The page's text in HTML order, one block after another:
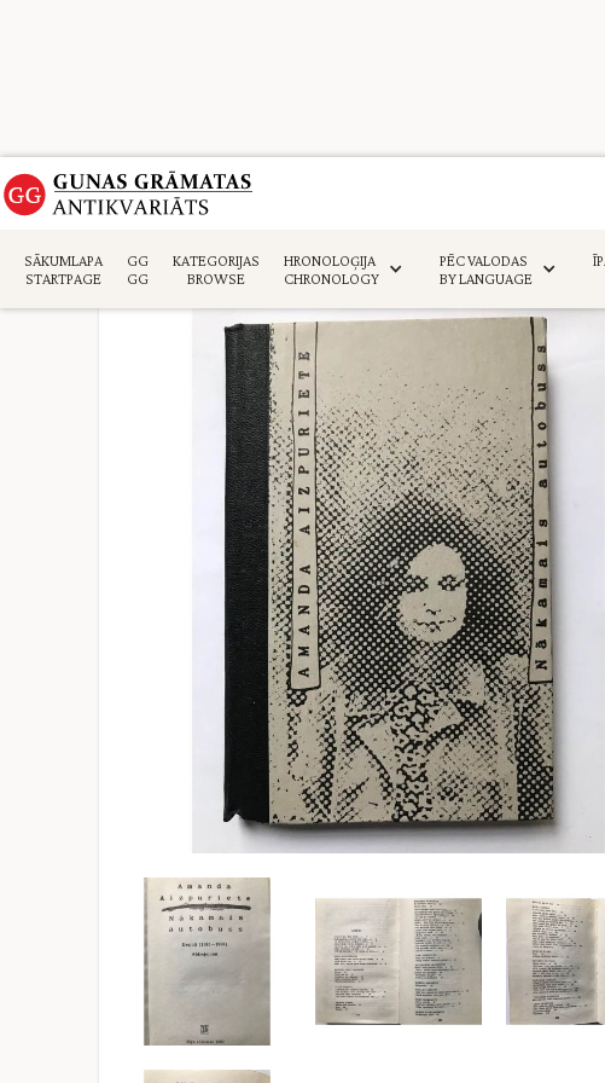
SĀKUMLAPA
STARTPAGE
GG
GG
KATEGORIJAS
BROWSE
HRONOLOĢIJA
CHRONOLOGY
PĒC VALODAS
BY LANGUAGE
Sākumlapa